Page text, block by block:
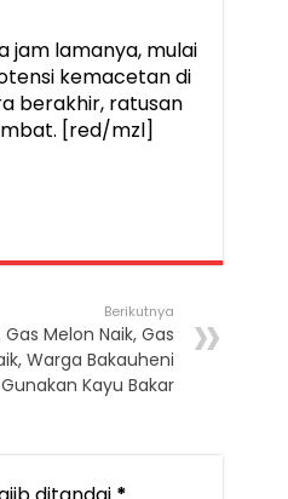
jam lamanya, mulai
kemacetan di
berakhir, ratusan
[red/mzl]
Berikutnya
Melon Naik, Gas
Warga Bakauheni
Gunakan Kayu Bakar